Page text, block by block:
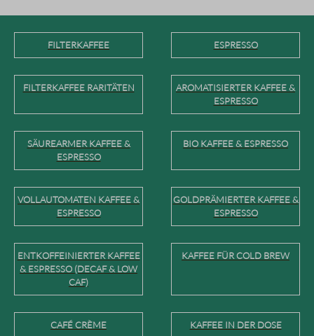
FILTERKAFFEE ESPRESSO
FILTERKAFFEE RARITÄTEN
AROMATISIERTER KAFFEE &
ESPRESSO
SÄUREARMER KAFFEE &
ESPRESSO
BIO KAFFEE & ESPRESSO
VOLLAUTOMATEN KAFFEE &
ESPRESSO
GOLDPRÄMIERTER KAFFEE &
ESPRESSO
ENTKOFFEINIERTER KAFFEE
& ESPRESSO (DECAF & LOW
CAF)
KAFFEE FÜR COLD BREW
CAFÉ CRÈME KAFFEE IN DER DOSE